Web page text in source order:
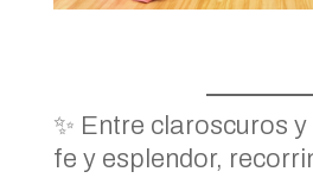
✨ Entre claroscuros
fe y esplendor,